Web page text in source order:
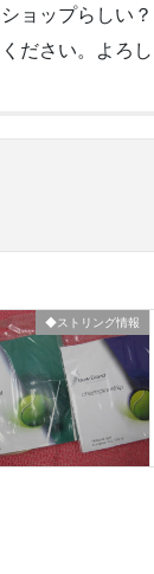
ショップらしい
ください。よろ
◆ストリング情報